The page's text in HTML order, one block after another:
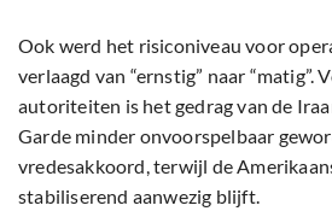
Ook werd het risiconiveau voor
verlaagd van “ernstig” naar “matig”.
autoriteiten is het gedrag van de
Garde minder onvoorspelbaar
vredesakkoord, terwijl de
stabiliserend aanwezig blijft.